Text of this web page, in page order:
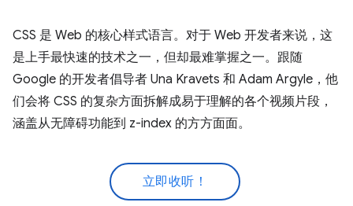
CSS 是 Web 的核心样式语言。对于 Web 开发者来说，这
是上手最快速的技术之一，但却最难掌握之一。跟随
Google 的开发者倡导者 Una Kravets 和 Adam Argyle，他
们会将 CSS 的复杂方面拆解成易于理解的各个视频片段，
涵盖从无障碍功能到 z-index 的方方面面。
立即收听！